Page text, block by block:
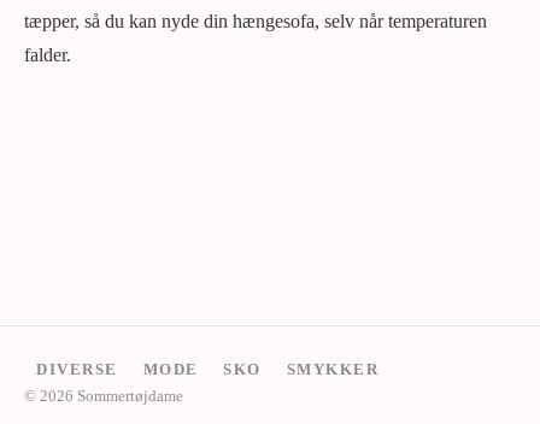
tæpper, så du kan nyde din hængesofa, selv når temperaturen
falder.
DIVERSE MODE SKO
SMYKKER
© 2026 Sommertøjdame